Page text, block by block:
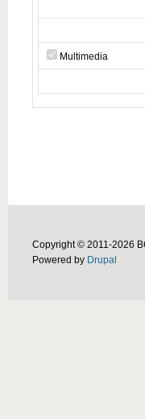
Multimedia
Copyright © 2011-2026
Powered by Drupal